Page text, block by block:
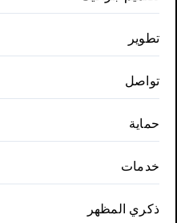
تطوير
تواصل
حماية
خدمات
ذكري المظهر